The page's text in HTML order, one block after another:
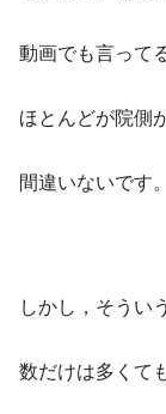
動画でも言って
ほとんどが院側
間違いないです。
しかし，そうい
数だけは多くて